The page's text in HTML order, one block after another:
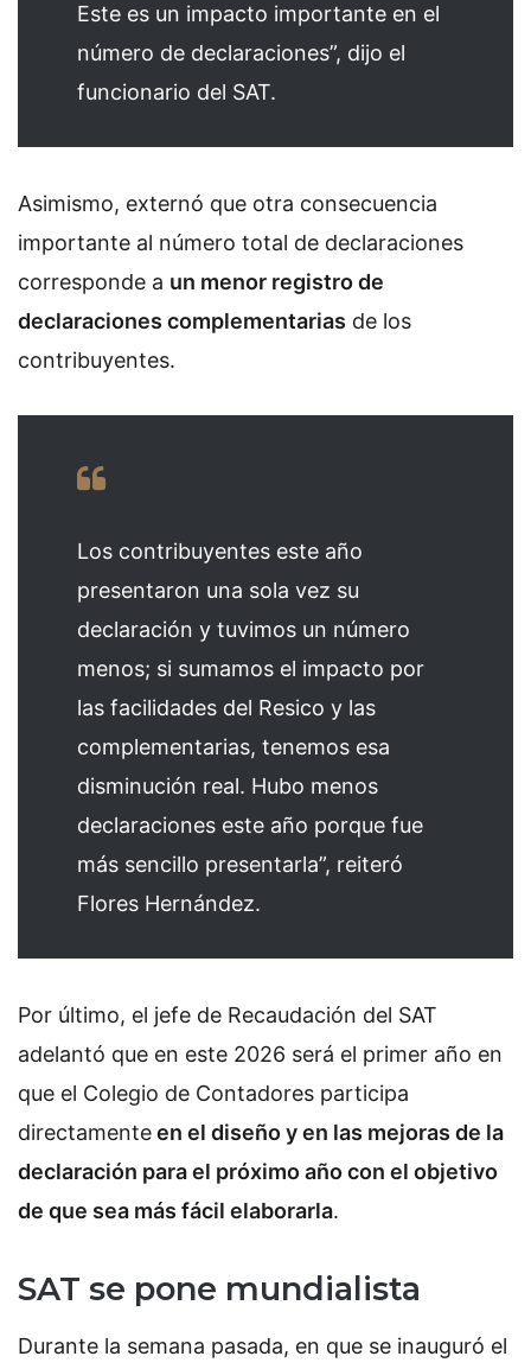
Este es un impacto importante en el
número de declaraciones”, dijo el
funcionario del SAT.
Asimismo, externó que otra consecuencia
importante al número total de declaraciones
corresponde a un menor registro de
declaraciones complementarias de los
contribuyentes.
Los contribuyentes este año
presentaron una sola vez su
declaración y tuvimos un número
menos; si sumamos el impacto por
las facilidades del Resico y las
complementarias, tenemos esa
disminución real. Hubo menos
declaraciones este año porque fue
más sencillo presentarla”, reiteró
Flores Hernández.
Por último, el jefe de Recaudación del SAT
adelantó que en este 2026 será el primer año en
que el Colegio de Contadores participa
directamenteen el diseño y en las mejoras de la
declaración para el próximo año con el objetivo
de que sea más fácil elaborarla.
SAT se pone mundialista
Durante la semana pasada, en que se inauguró el